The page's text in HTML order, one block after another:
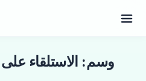
وسم: الاستلقاء